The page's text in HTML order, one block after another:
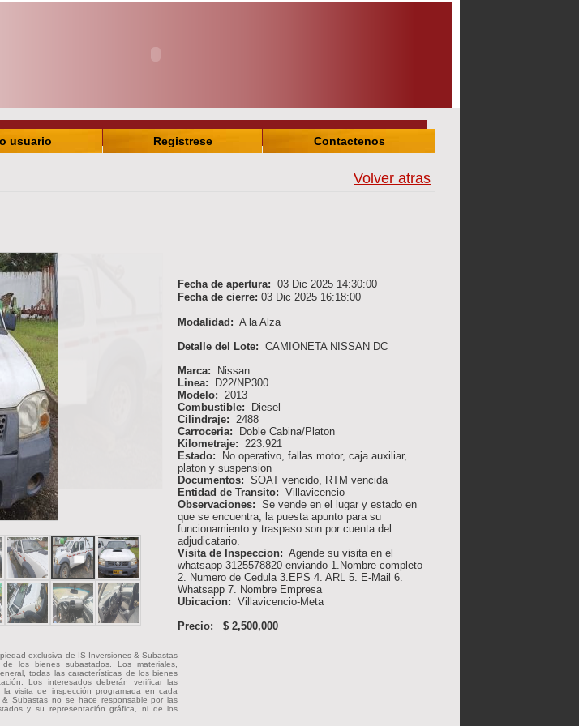
usuario Registrese Contactenos
Volver atras
exclusiva de IS-Inversiones & Subastas
los bienes subastados. Los materiales,
todas las características de los bienes
Los interesados deberán verificar las
visita de inspección programada en cada
Subastas no se hace responsable por las
y su representación gráfica, ni de los
Fecha de apertura: 03 Dic 2025 14:30:00
Fecha de cierre:03 Dic 2025 16:18:00
Modalidad: A la Alza
Detalle del Lote: CAMIONETA NISSAN DC
Marca:
Nissan
Linea:
D22/NP300
Modelo: 2013
Combustible:
Diesel
Cilindraje: 2488
Carroceria:
Doble Cabina/Platon
Kilometraje: 223.921
Estado:
No operativo, fallas motor, caja auxiliar,
platon y suspension
Documentos: SOAT vencido, RTM vencida
Entidad de Transito: Villavicencio
Observaciones: Se vende en el lugar y estado en
que se encuentra, la puesta apunto para su
funcionamiento y traspaso son por cuenta del
adjudicatario.
Visita de Inspeccion: Agende su visita en el
whatsapp 3125578820 enviando 1.Nombre completo
2. Numero de Cedula 3.EPS 4. ARL 5. E-Mail 6.
Whatsapp 7. Nombre Empresa
Ubicacion: Villavicencio-Meta
Precio: $ 2,500,000